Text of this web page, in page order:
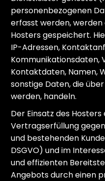
personenbezogenen
erfasst werden, werden
Hosters gespeichert.
IP-Adressen,
Kommunikationsdaten,
Kontaktdaten, Namen,
sonstige Daten, die
werden, handeln.
Der Einsatz des
Vertragserfüllung
und bestehenden
DSGVO) und im
und effizienten
Angebots durch einen